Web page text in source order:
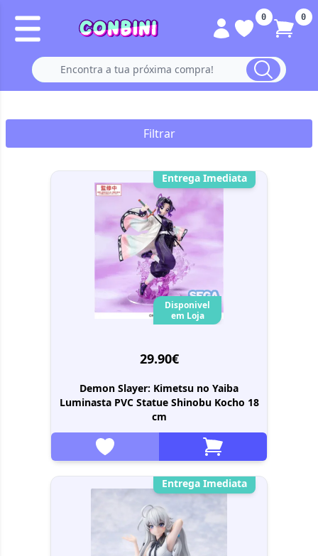
0 0
Filtrar
Entrega Imediata
Disponivel
em Loja
29.90€
Demon Slayer: Kimetsu no Yaiba
Luminasta PVC Statue Shinobu Kocho 18
cm
Entrega Imediata